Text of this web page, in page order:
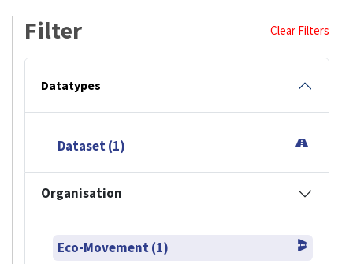
Filter Clear Filters
Datatypes
Dataset (1)
Organisation
Eco-Movement (1)